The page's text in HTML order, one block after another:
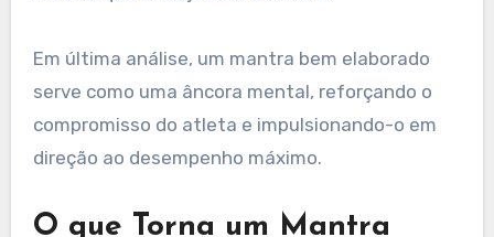
atletas de resistência podem adotar “Ritmo e
persistência” para refletir as demandas de seu
treinamento. Revisitar e ajustar regularmente o
mantra garante que ele permaneça relevante à